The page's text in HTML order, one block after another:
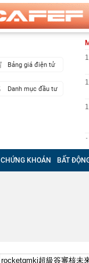
Bảng giá điện tử
Danh mục đầu tư
CHỨNG KHOÁN BẤT